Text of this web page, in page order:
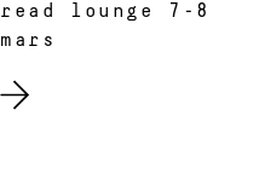
read lounge 7-8
mars